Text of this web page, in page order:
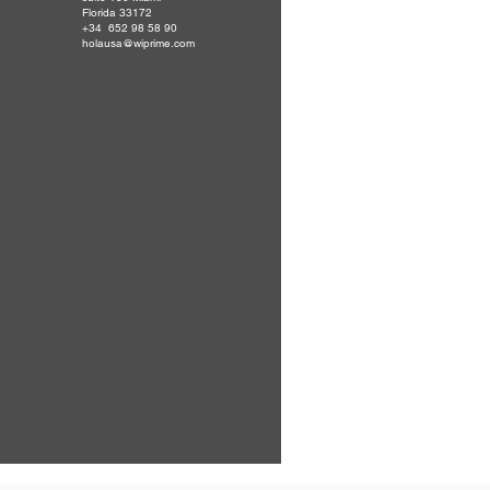
Florida 33172
+34 652 98 58 90
holausa@wiprime.com